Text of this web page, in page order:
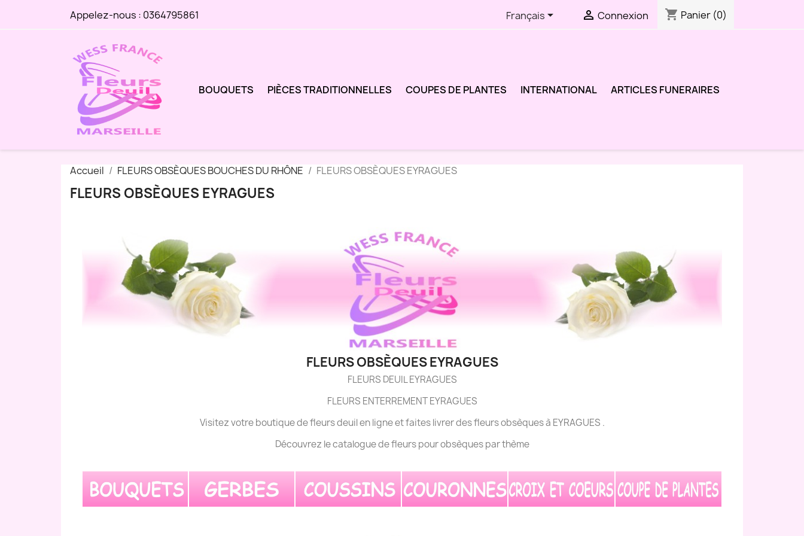
Appelez-nous : 0364795861 Français  Connexion shopping_cart Panier (0)
BOUQUETS PIÈCES TRADITIONNELLES COUPES DE PLANTES INTERNATIONAL ARTICLES FUNERAIRES
Accueil FLEURS OBSÈQUES BOUCHES DU RHÔNE FLEURS OBSÈQUES EYRAGUES
FLEURS OBSÈQUES EYRAGUES
FLEURS OBSÈQUES EYRAGUES
FLEURS DEUIL EYRAGUES
FLEURS ENTERREMENT EYRAGUES
Visitez votre boutique de fleurs deuil en ligne et faites livrer des fleurs obsèques à EYRAGUES .
Découvrez le catalogue de fleurs pour obsèques par thème